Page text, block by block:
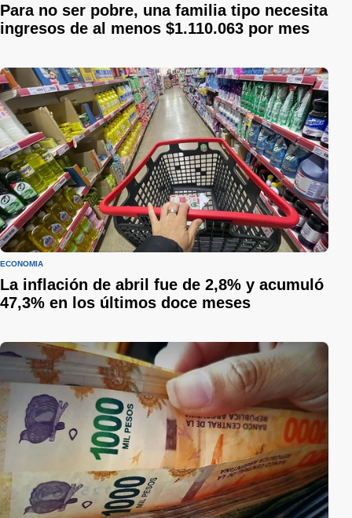
Para no ser pobre, una familia tipo necesita
ingresos de al menos $1.110.063 por mes
ECONOMÍA
La inflación de abril fue de 2,8% y acumuló
47,3% en los últimos doce meses